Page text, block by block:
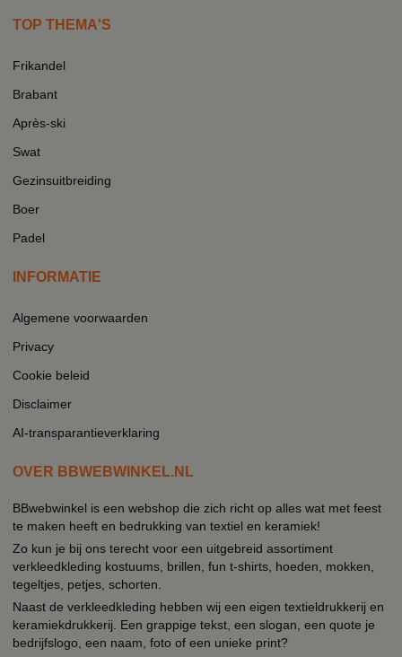
TOP THEMA'S
Frikandel
Brabant
Après-ski
Swat
Gezinsuitbreiding
Boer
Padel
INFORMATIE
Algemene voorwaarden
Privacy
Cookie beleid
Disclaimer
AI-transparantieverklaring
OVER BBWEBWINKEL.NL
BBwebwinkel is een webshop die zich richt op alles wat met feest
te maken heeft en bedrukking van textiel en keramiek!
Zo kun je bij ons terecht voor een uitgebreid assortiment
verkleedkleding kostuums, brillen, fun t-shirts, hoeden, mokken,
tegeltjes, petjes, schorten.
Naast de verkleedkleding hebben wij een eigen textieldrukkerij en
keramiekdrukkerij. Een grappige tekst, een slogan, een quote je
bedrijfslogo, een naam, foto of een unieke print?